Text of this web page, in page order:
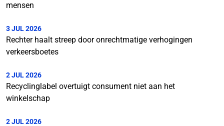
mensen
3 JUL 2026
Rechter haalt streep door onrechtmatige verhogingen
verkeersboetes
2 JUL 2026
Recyclinglabel overtuigt consument niet aan het
winkelschap
2 JUL 2026